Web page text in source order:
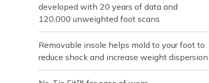
developed with 20 years of data and
120,000 unweighted foot scans
Removable insole helps mold to your foot to
reduce shock and increase weight dispersion